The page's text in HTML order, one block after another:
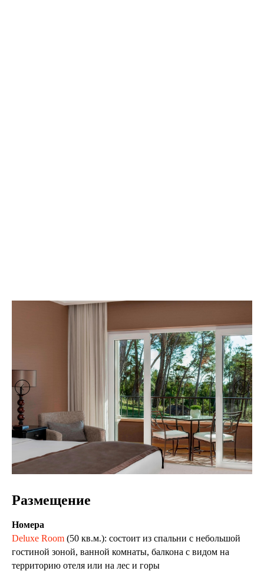
Размещение
Номера
Deluxe Room (50 кв.м.): состоит из спальни с небольшой
гостиной зоной, ванной комнаты, балкона с видом на
территорию отеля или на лес и горы